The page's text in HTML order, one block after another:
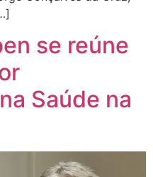
se reúne
Saúde na